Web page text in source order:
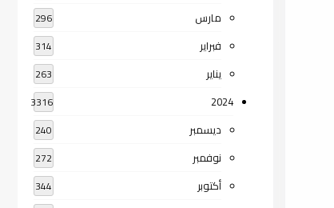
مارس 296
فبراير 314
يناير 263
2024
3316
ديسمبر 240
نوفمبر 272
أكتوبر 344